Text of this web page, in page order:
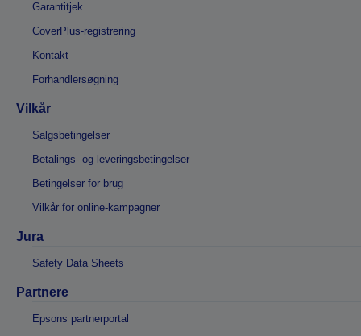
Garantitjek
CoverPlus-registrering
Kontakt
Forhandlersøgning
Vilkår
Salgsbetingelser
Betalings- og leveringsbetingelser
Betingelser for brug
Vilkår for online-kampagner
Jura
Safety Data Sheets
Partnere
Epsons partnerportal